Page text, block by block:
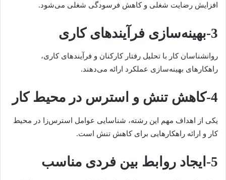
افزایش رضایت شغلی و کاهش فرسودگی شغلی می‌شود.
3-بهینه‌سازی فرآیندهای کاری
روانشناسان کار با تحلیل رفتار کارکنان و فرآیندهای کاری،
راهکارهای بهینه‌سازی عملکرد ارائه می‌دهند.
4-کاهش تنش و استرس در محیط کار
یکی از اهداف مهم این رشته، شناسایی عوامل استرس‌زا در محیط
کار و ارائه راهکارهایی برای کاهش تنش است.
5-ایجاد روابط بین فردی مناسب